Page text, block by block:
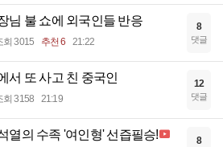
님 불 쇼에 외국인들 반응
회 3015 추천 6 21:22
8
댓글
서 또 사고 친 중국인
회 3158 21:19
12
댓글
열의 수족 '여인형' 선즙필승! 8